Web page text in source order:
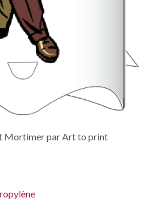
Mortimer par Art to print